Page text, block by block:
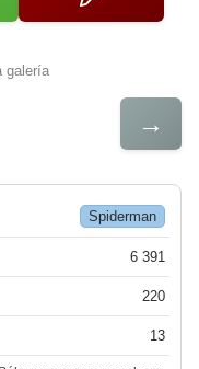
galería
→
Spiderman
6 391
220
13